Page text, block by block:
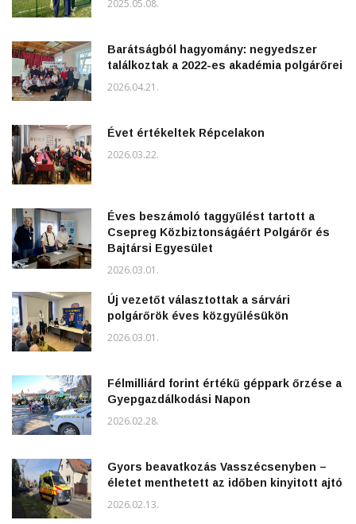
2025.05.08.
Barátságból hagyomány: negyedszer
találkoztak a 2022-es akadémia polgárőrei
2026.04.21.
Évet értékeltek Répcelakon
2026.03.22.
Éves beszámoló taggyűlést tartott a
Csepreg Közbiztonságáért Polgárőr és
Bajtársi Egyesület
2026.03.01.
Új vezetőt választottak a sárvári
polgárőrök éves közgyűlésükön
2026.03.01.
Félmilliárd forint értékű géppark őrzése a
Gyepgazdálkodási Napon
2026.02.28.
Gyors beavatkozás Vasszécsenyben –
életet menthetett az időben kinyitott ajtó
2026.02.13.